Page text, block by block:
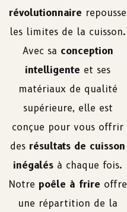
révolutionnaire repousse
les limites de la cuisson.
Avec sa conception
intelligente et ses
matériaux de qualité
supérieure, elle est
conçue pour vous offrir
des résultats de cuisson
inégalés à chaque fois.
Notre poêle à frire offre
une répartition de la